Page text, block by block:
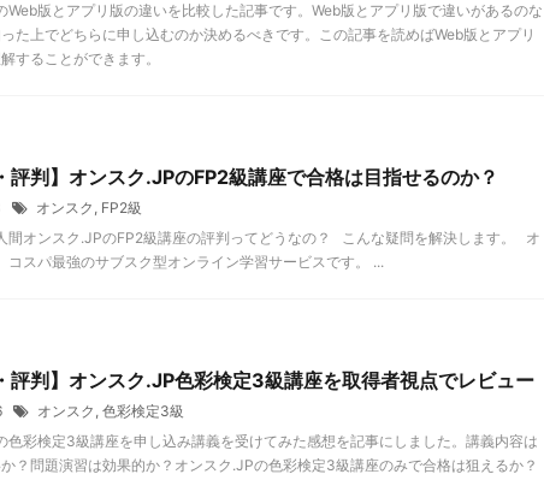
Web版とアプリ版の違いを比較した記事です。Web版とアプリ版で違いがあるのな
た上でどちらに申し込むのか決めるべきです。この記事を読めばWeb版とアプリ
することができます。
評判】オンスク.JPのFP2級講座で合格は目指せるのか？
オンスク , FP2級
間オンスク.JPのFP2級講座の評判ってどうなの？ こんな疑問を解決します。 オ
コスパ最強のサブスク型オンライン学習サービスです。 ...
評判】オンスク.JP色彩検定3級講座を取得者視点でレビュー
オンスク , 色彩検定3級
色彩検定3級講座を申し込み講義を受けてみた感想を記事にしました。講義内容は
？問題演習は効果的か？オンスク.JPの色彩検定3級講座のみで合格は狙えるか？